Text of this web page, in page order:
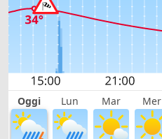
Oggi Lun Mar Mer